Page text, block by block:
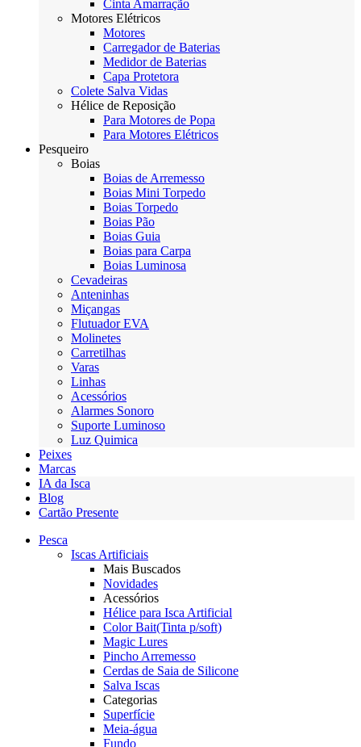
Cinta Amarração
Motores Elétricos
Motores
Carregador de Baterias
Medidor de Baterias
Capa Protetora
Colete Salva Vidas
Hélice de Reposição
Para Motores de Popa
Para Motores Elétricos
Pesqueiro
Boias
Boias de Arremesso
Boias Mini Torpedo
Boias Torpedo
Boias Pão
Boias Guia
Boias para Carpa
Boias Luminosa
Cevadeiras
Anteninhas
Miçangas
Flutuador EVA
Molinetes
Carretilhas
Varas
Linhas
Acessórios
Alarmes Sonoro
Suporte Luminoso
Luz Quimica
Peixes
Marcas
IA da Isca
Blog
Cartão Presente
Pesca
Iscas Artificiais
Mais Buscados
Novidades
Acessórios
Hélice para Isca Artificial
Color Bait(Tinta p/soft)
Magic Lures
Pincho Arremesso
Cerdas de Saia de Silicone
Salva Iscas
Categorias
Superfície
Meia-água
Fundo